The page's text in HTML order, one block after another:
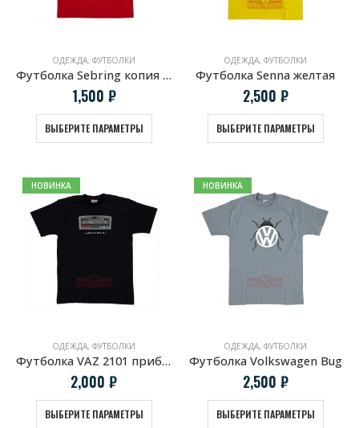
ОДЕЖДА, ФУТБОЛКИ
Футболка Sebring копия винтажной афиши Porsche
1,500 ₽
ВЫБЕРИТЕ ПАРАМЕТРЫ
ОДЕЖДА, ФУТБОЛКИ
Футболка Senna желтая
2,500 ₽
ВЫБЕРИТЕ ПАРАМЕТРЫ
НОВИНКА
ОДЕЖДА, ФУТБОЛКИ
Футболка VAZ 2101 приборная панель
2,000 ₽
ВЫБЕРИТЕ ПАРАМЕТРЫ
НОВИНКА
ОДЕЖДА, ФУТБОЛКИ
Футболка Volkswagen Bug
2,500 ₽
ВЫБЕРИТЕ ПАРАМЕТРЫ